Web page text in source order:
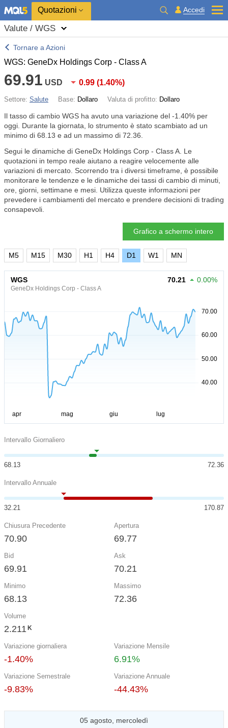
Quotazioni Accedi
Valute / WGS
Tornare a Azioni
WGS: GeneDx Holdings Corp - Class A
69.91 USD 0.99 (1.40%)
Settore: Salute Base: Dollaro Valuta di profitto: Dollaro
Il tasso di cambio WGS ha avuto una variazione del -1.40% per
oggi. Durante la giornata, lo strumento è stato scambiato ad un
minimo di 68.13 e ad un massimo di 72.36.
Segui le dinamiche di GeneDx Holdings Corp - Class A. Le
quotazioni in tempo reale aiutano a reagire velocemente alle
variazioni di mercato. Scorrendo tra i diversi timeframe, è possibile
monitorare le tendenze e le dinamiche dei tassi di cambio di minuti,
ore, giorni, settimane e mesi. Utilizza queste informazioni per
prevedere i cambiamenti del mercato e prendere decisioni di trading
consapevoli.
Grafico a schermo intero
M5 M15 M30 H1 H4 D1 W1 MN
WGS
GeneDx Holdings Corp - Class A
70.21 0.00%
Intervallo Giornaliero
68.13 72.36
Intervallo Annuale
32.21 170.87
Chiusura Precedente
70.90
Apertura
69.77
Bid
69.91
Ask
70.21
Minimo
68.13
Massimo
72.36
Volume
2.211 K
Variazione giornaliera
-1.40%
Variazione Mensile
6.91%
Variazione Semestrale
-9.83%
Variazione Annuale
-44.43%
05 agosto, mercoledì